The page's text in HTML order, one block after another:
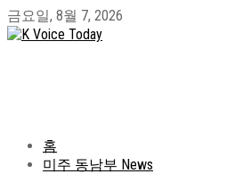
금요일, 8월 7, 2026
홈
미주 동남부 News